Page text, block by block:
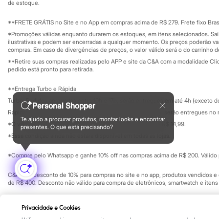
Yessica
Acessórios
Blusas
Calçados
Leggings
Shorts e Bermudas
Tops
Moda íntima
Cintas e Modeladores
Meias
Pijamas
Sutiãs e Tops
Moda praia
Maiôs
Saídas de praia
Personagens
Plus size
Blusas e Camisetas
Calças
Casacos e Jaquetas
Jeans
Personal Shopper
Te ajudo a procurar produtos, montar looks e encontrar
presentes. O que está precisando?
Investidores
Privacidade
Configuração de cookies
Minha privacidade
Educação
Formas de pagamento
de estoque.
**FRETE GRÁTIS no Site e no App em compras acima de R$ 279. Frete fixo
*Promoções válidas enquanto durarem os estoques, em itens selecionados.
ilustrativas e podem ser encerradas a qualquer momento. Os preços poderão
compras. Em caso de divergências de preços, o valor válido será o do carrinho
**Retire suas compras realizadas pelo APP e site da C&A com a modalidade
pedido está pronto para retirada.
**Entrega Turbo e Rápida
Turbo: Pedidos aprovados entre 10h e 17h, serão entregues em até 4h (exceto
Rápida: Pedidos com os pagamentos aprovados até as 10h, serão entregues
*O valor do frete para o turbo é R$ 24,99 e para a rápida é R$ 14,99.
*Essa condição ainda não estará disponível em todas as lojas.
*Compre pelo Whatsapp e ganhe 10% off nas compras acima de R$ 200.
C&A Pay: desconto de 10% para compras no site e no app, produtos vendidos
de R$ 400. Desconto não válido para compra de eletrônicos, smartwatch e
SP Cep: 06455-000 CNPJ 45.242.914/0001-05
Privacidade e Cookies